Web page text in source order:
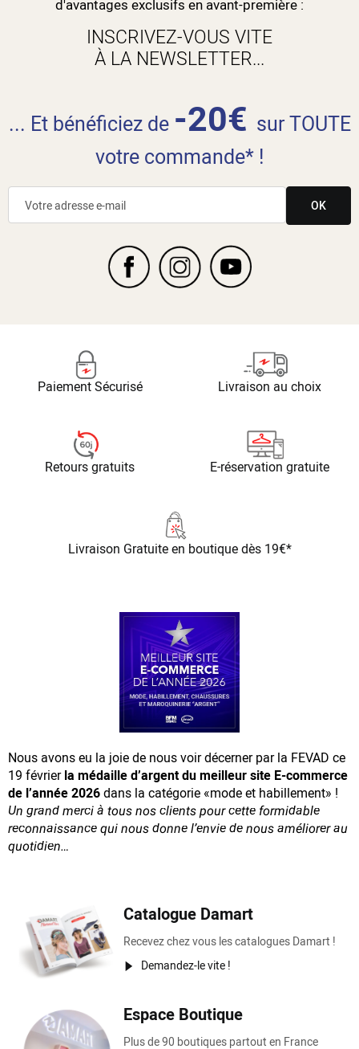
d'avantages exclusifs en avant-première :
INSCRIVEZ-VOUS VITE
À LA NEWSLETTER...
... Et bénéficiez de -20€ sur TOUTE
votre commande* !
OK
Paiement Sécurisé Livraison au choix
Retours gratuits E-réservation gratuite
Livraison Gratuiteen boutique dès 19€*
Nous avons eu la joie de nous voir décerner par la FEVAD ce
19 févrierla médaille d’argent du meilleur site E-commerce
de l’année 2026dans la catégorie «mode et habillement» !
Un grand merci à tous nos clients pour cette formidable
reconnaissancequi nous donne l’envie de nous améliorer au
quotidien…
Catalogue Damart
Recevez chez vous les catalogues Damart !
Demandez-le vite !
Espace Boutique
Plus de 90 boutiques partout en France